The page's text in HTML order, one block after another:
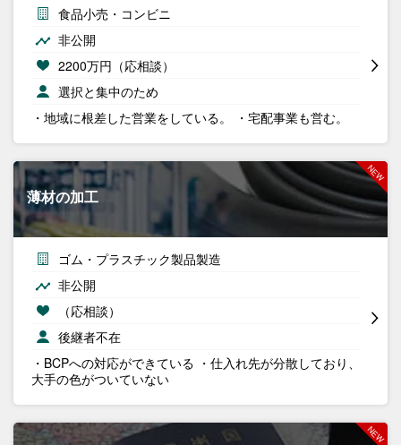
食品小売・コンビニ
非公開
2200万円（応相談）
選択と集中のため
・地域に根差した営業をしている。 ・宅配事業も営む。
薄材の加工
ゴム・プラスチック製品製造
非公開
（応相談）
後継者不在
・BCPへの対応ができている ・仕入れ先が分散しており、
大手の色がついていない